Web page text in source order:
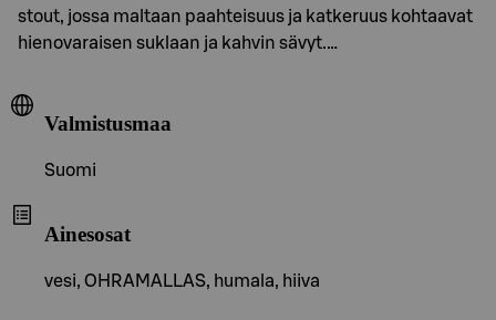
stout, jossa maltaan paahteisuus ja katkeruus kohtaavat
hienovaraisen suklaan ja kahvin sävyt.…
Valmistusmaa
Suomi
Ainesosat
vesi, OHRAMALLAS, humala, hiiva